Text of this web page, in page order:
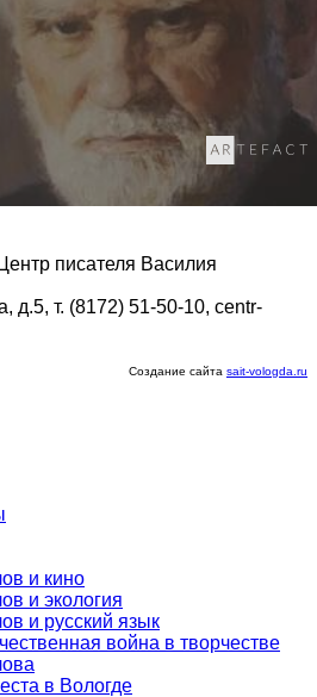
писателя Василия
д.5, т. (8172) 51-50-10, centr-
Создание сайта sait-vologda.ru
и кино
и экология
и русский язык
война в творчестве
в Вологде